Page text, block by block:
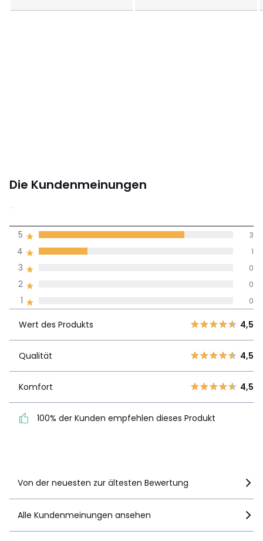
Die Kundenmeinungen
4,8
(4)
4
Wert des
4,5
4,5
empfehlen dieses Produkt
1 0
2 0
3 0
4 1
5 3
Wert des Produkts 4,5
Qualität 4,5
Komfort 4,5
100% der Kunden empfehlen dieses Produkt
Von der neuesten zur ältesten Bewertung
Alle Kundenmeinungen ansehen